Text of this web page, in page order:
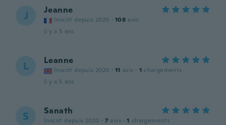
J Jeanne
Inscrit depuis 2020 · 108 avis
il y a 5 ans
L Leanne
Inscrit depuis 2020 · 11 avis · 1 chargements
il y a 5 ans
S Sanath
Inscrit depuis 2020 · 7 avis · 1 chargements